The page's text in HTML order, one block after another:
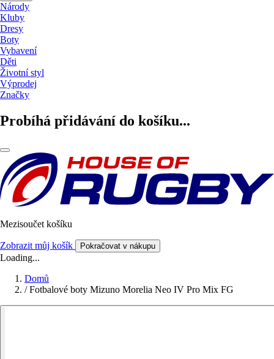
Národy
Kluby
Dresy
Boty
Vybavení
Děti
Životní styl
Výprodej
Značky
Probíhá přidávání do košíku...
Mezisoučet košíku
Zobrazit můj košík Pokračovat v nákupu
Loading...
Domů
/ Fotbalové boty Mizuno Morelia Neo IV Pro Mix FG